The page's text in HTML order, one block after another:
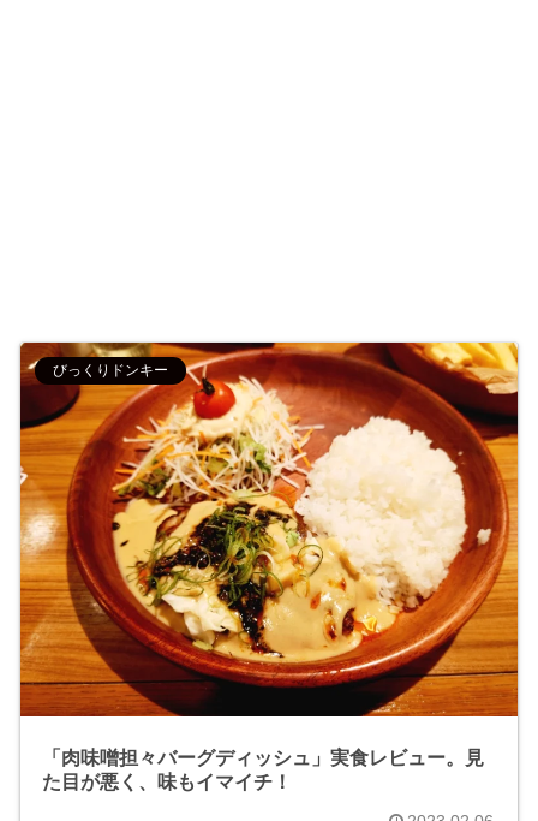
びっくりドンキー
「肉味噌担々バーグディッシュ」実食レビュー。見
た目が悪く、味もイマイチ！